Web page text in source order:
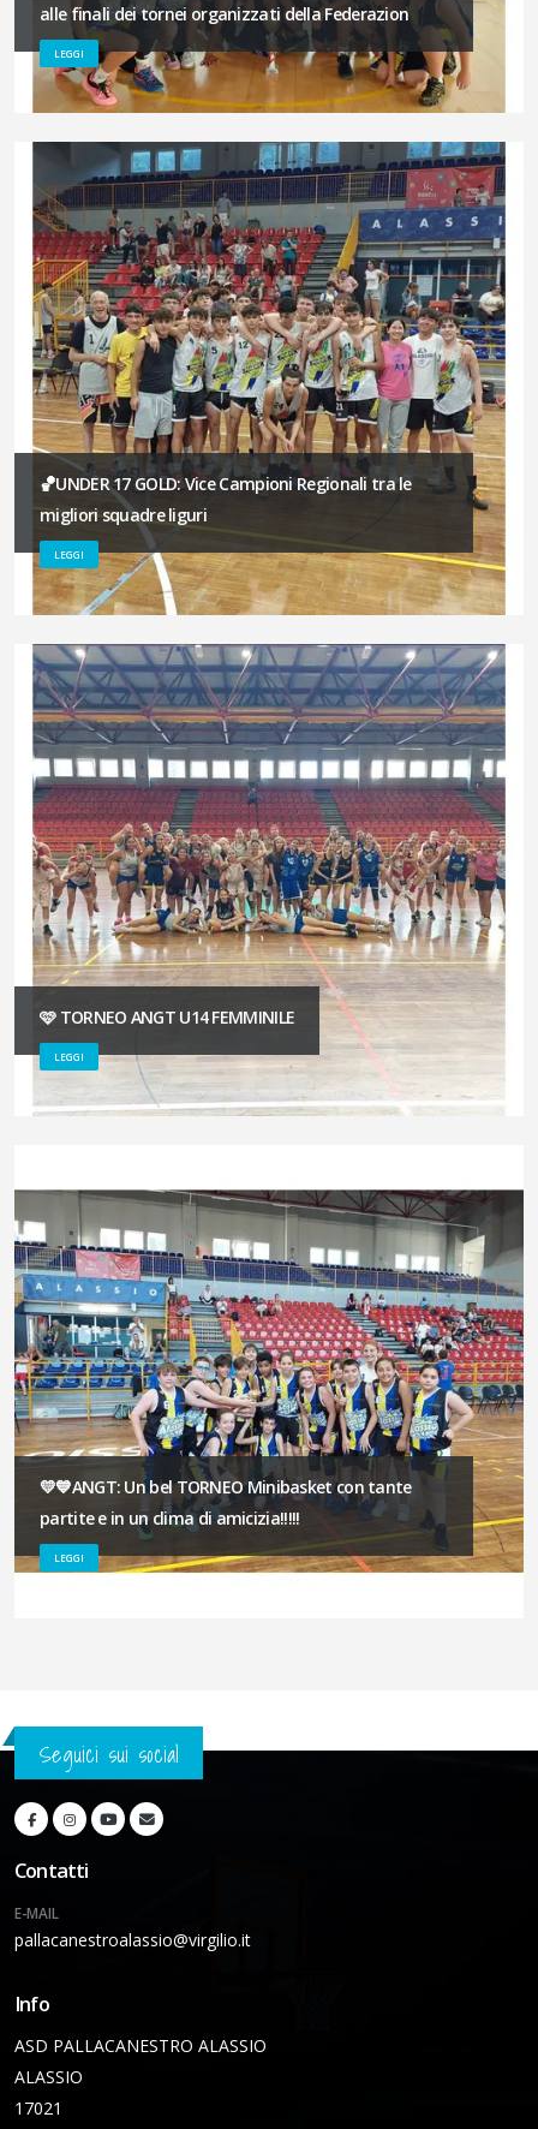
alle finali dei tornei organizzati della Federazion
LEGGI
🏀UNDER 17 GOLD: Vice Campioni Regionali tra le
migliori squadre liguri
LEGGI
🩷 TORNEO ANGT U14 FEMMINILE
LEGGI
💛💙ANGT: Un bel TORNEO Minibasket con tante
partite e in un clima di amicizia!!!!!
LEGGI
Seguici sui social
Contatti
E-MAIL
pallacanestroalassio@virgilio.it
Info
ASD PALLACANESTRO ALASSIO
ALASSIO
17021